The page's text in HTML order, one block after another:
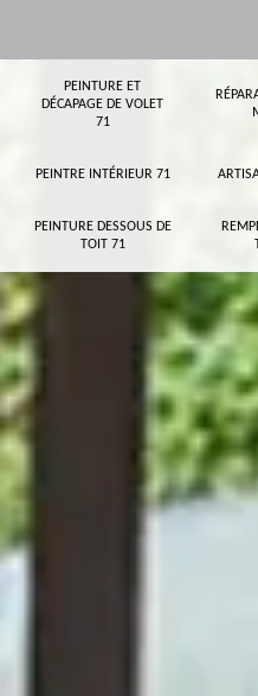
PEINTURE ET
DÉCAPAGE DE VOLET
71
PEINTRE INTÉRIEUR 71
PEINTURE DESSOUS DE
TOIT 71